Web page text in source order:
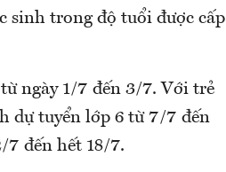
sinh trong độ tuổi được cấp
ngày 1/7 đến 3/7. Với trẻ
dự tuyển lớp 6 từ 7/7 đến
7 đến hết 18/7.